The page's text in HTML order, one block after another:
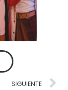
SIGUIENTE